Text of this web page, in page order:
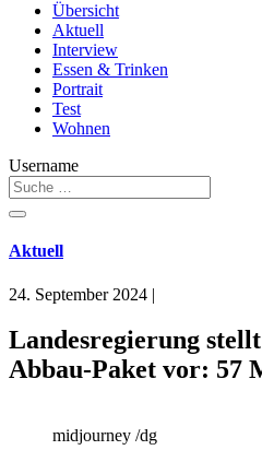
Übersicht
Aktuell
Interview
Essen & Trinken
Portrait
Test
Wohnen
Username
Aktuell
24. September 2024 |
Landesregierung
Abbau-Paket vor: 57
midjourney /dg